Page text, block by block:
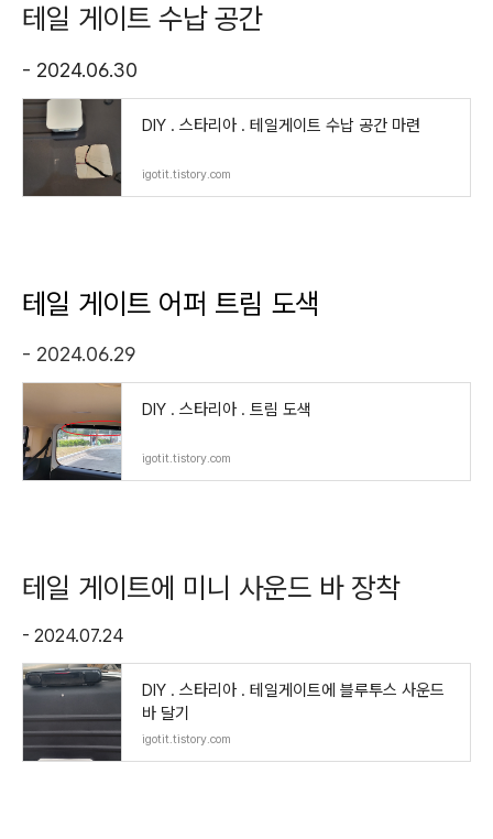
테일 게이트 수납 공간
- 2024.06.30
DIY . 스타리아 . 테일게이트 수납 공간 마련
igotit.tistory.com
테일 게이트 어퍼 트림 도색
- 2024.06.29
DIY . 스타리아 . 트림 도색
igotit.tistory.com
테일 게이트에 미니 사운드 바 장착
- 2024.07.24
DIY . 스타리아 . 테일게이트에 블루투스 사운드
바 달기
igotit.tistory.com